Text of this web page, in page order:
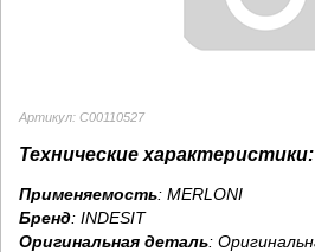
Артикул: C00110527
Технические характеристики:
Применяемость: MERLONI
Бренд: INDESIT
Оригинальная деталь: